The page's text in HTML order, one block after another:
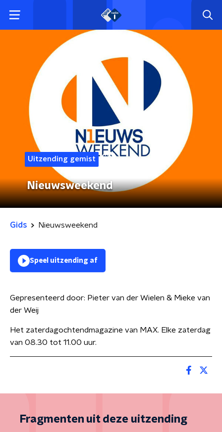
Uitzending gemist
Nieuwsweekend
Gids Nieuwsweekend
Speel uitzending af
Gepresenteerd door: Pieter van der Wielen & Mieke van
der Weij
Het zaterdagochtendmagazine van MAX. Elke zaterdag
van 08.30 tot 11.00 uur.
Fragmenten uit deze uitzending